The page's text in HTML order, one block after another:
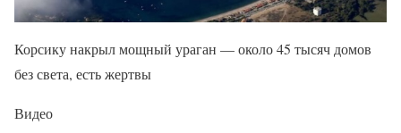
Корсику накрыл мощный ураган — около 45 тысяч домов
без света, есть жертвы
Видео